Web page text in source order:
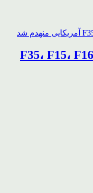
محل استقرار جنگنده های F35، F15، F16